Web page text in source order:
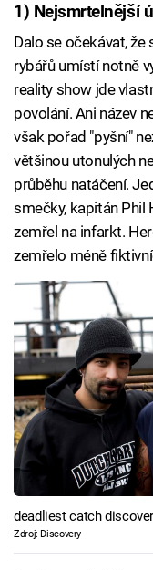
1) Nejsmrtelnější
Dalo se očekávat,
rybářů umístí notně
reality show jde
povolání. Ani název
však pořad "pyšní"
většinou utonulých
průběhu natáčení.
smečky, kapitán Phil
zemřel na infarkt.
zemřelo méně
deadliest catch
Zdroj: Discovery